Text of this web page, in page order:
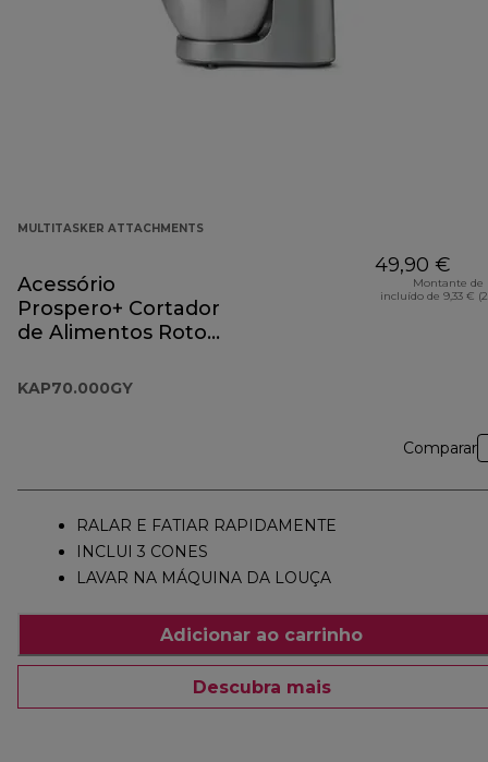
MULTITASKER ATTACHMENTS
Acessório
Prospero+ Cortador
de Alimentos Roto
KAP70.000GY
49,90 €
Montante de
incluído de 9,33 €
Comparar
RALAR E FATIAR RAPIDAMENTE
INCLUI 3 CONES
LAVAR NA MÁQUINA DA LOUÇA
Adicionar ao carrinho
Descubra mais